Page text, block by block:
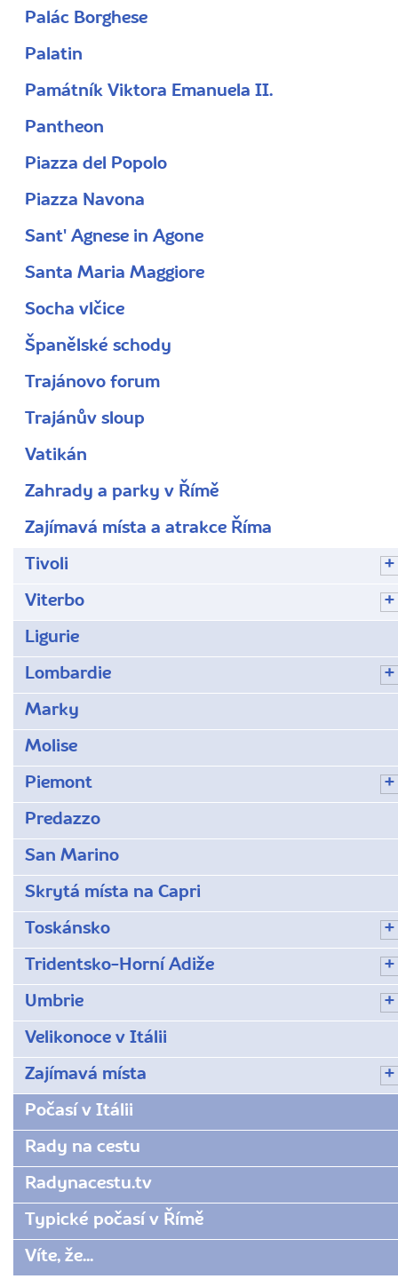
Palác Borghese
Palatin
Památník Viktora Emanuela II.
Pantheon
Piazza del Popolo
Piazza Navona
Sant' Agnese in Agone
Santa Maria Maggiore
Socha vlčice
Španělské schody
Trajánovo forum
Trajánův sloup
Vatikán
Zahrady a parky v Římě
Zajímavá místa a atrakce Říma
Tivoli
Viterbo
Ligurie
Lombardie
Marky
Molise
Piemont
Predazzo
San Marino
Skrytá místa na Capri
Toskánsko
Tridentsko-Horní Adiže
Umbrie
Velikonoce v Itálii
Zajímavá místa
Počasí v Itálii
Rady na cestu
Radynacestu.tv
Typické počasí v Římě
Víte, že...